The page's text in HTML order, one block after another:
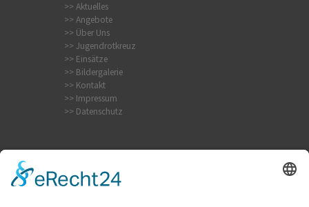
>> Aktuelles
>> Angebote
>> Über Uns
>> Jugendrotkreuz
>> Einsätze
>> Bildergalerie
>> Kontakt
>> Impressum
>> Datenschutz